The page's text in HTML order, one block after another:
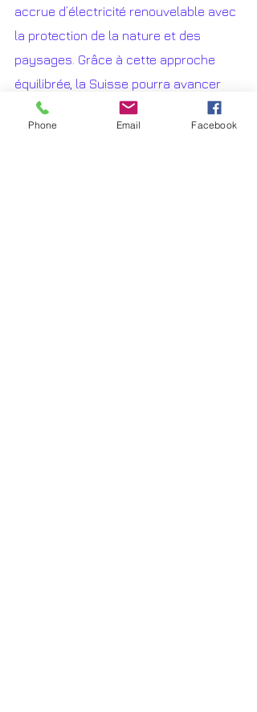
accrue d’électricité renouvelable avec
la protection de la nature et des
paysages. Grâce à cette approche
équilibrée, la Suisse pourra avancer
pour relever les défis énergétiques de
demain tout en préservant son
Phone Email Facebook